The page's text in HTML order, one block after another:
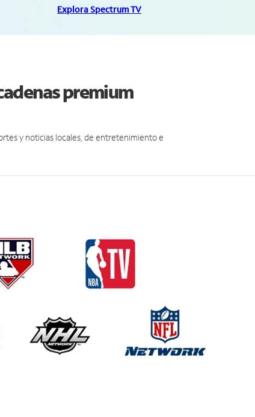
Explora Spectrum TV
premium
y noticias locales, de entretenimiento e